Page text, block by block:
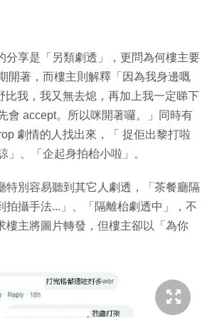
分享是「另類劇透」，更問為何樓主要
開著，而樓主則解釋「因為我身邊嘅
比我，我又無去熄，再加上我一定睇下
會 accept。所以咪開著囉。」同時有
劇情的人找出來，「 捉佢出黎打啦
」、「企起身拍枱小啦」。
特別容易聽到其它人劇透，「茶餐廳隔
拍攝手法...」、「隔離枱劇透中」，不
樓主將圖片轉發，但樓主卻以「為你